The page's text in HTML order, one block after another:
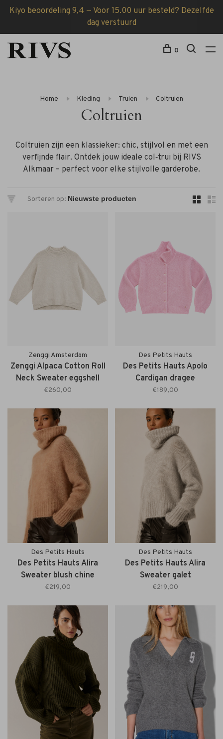
Kiyo beoordeling 9,4 — Voor 15.00 uur besteld? Dezelfde
dag verstuurd
0
Home Kleding Truien Coltruien
Coltruien
Coltruien zijn een klassieker: chic, stijlvol en met een
verfijnde flair. Ontdek jouw ideale col‑trui bij RIVS
Alkmaar – perfect voor elke stijlvolle garderobe.
Sorteren op:
Zenggi Amsterdam
Zenggi Alpaca Cotton Roll
Neck Sweater eggshell
€260,00
Des Petits Hauts
Des Petits Hauts Apolo
Cardigan dragee
€189,00
Des Petits Hauts
Des Petits Hauts Alira
Sweater blush chine
€219,00
Des Petits Hauts
Des Petits Hauts Alira
Sweater galet
€219,00